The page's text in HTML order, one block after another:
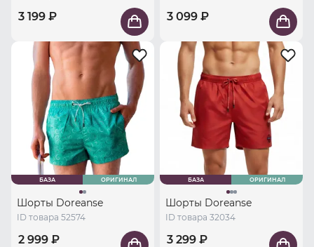
3 199 ₽ 3 099 ₽
БАЗА ОРИГИНАЛ
Шорты Doreanse
ID товара 52574
2 999 ₽
БАЗА ОРИГИНАЛ
Шорты Doreanse
ID товара 32034
3 299 ₽